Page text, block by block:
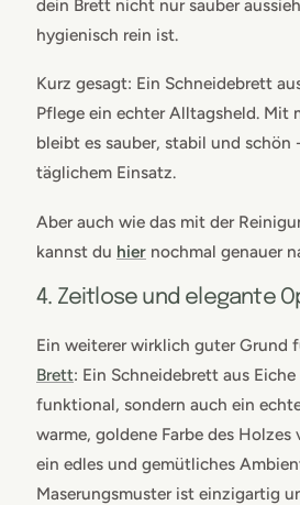
dein Brett nicht nur sauber
hygienisch rein ist.
Kurz gesagt: Ein Schneidebrett
Pflege ein echter Alltagsheld. Mit
bleibt es sauber, stabil und schön
täglichem Einsatz.
Aber auch wie das mit der
kannst du hier nochmal genauer
4. Zeitlose und elegante
Ein weiterer wirklich guter Grund
Brett: Ein Schneidebrett aus
funktional, sondern auch ein
warme, goldene Farbe des
ein edles und gemütliches
Maserungsmuster ist einzigartig